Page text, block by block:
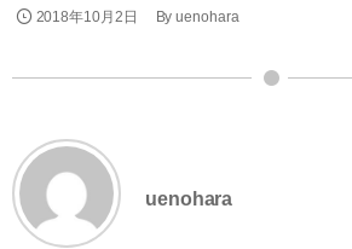
2018年10月2日 Byuenohara
uenohara